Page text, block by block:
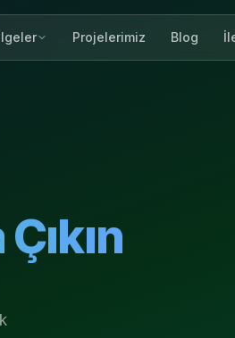
Projelerimiz Blog